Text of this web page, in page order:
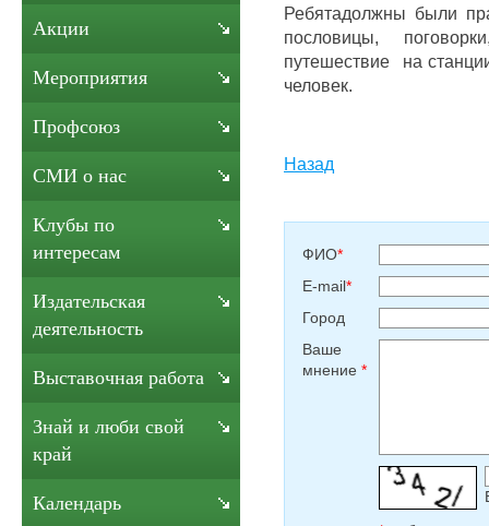
Ребятадолжны были
пословицы,
путешествие на
человек.
Назад
ФИО*
E-mail*
Город
Ваше
мнение *
Акции
Мероприятия
Профсоюз
СМИ о нас
Клубы по
интересам
Издательская
деятельность
Выставочная работа
Знай и люби свой
край
Календарь